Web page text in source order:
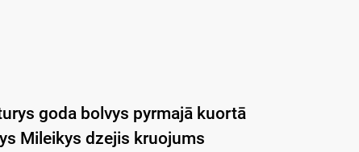
goda bolvys pyrmajā kuortā
Mileikys dzejis kruojums